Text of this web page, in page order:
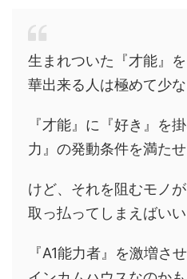
生まれついた『才能』
華出来る人は極めて少な
『才能』に『好き』を
力』の発動条件を満た
けど、それを阻むモノ
取っ払ってしまえばいい
『A1能力者』を激増さ